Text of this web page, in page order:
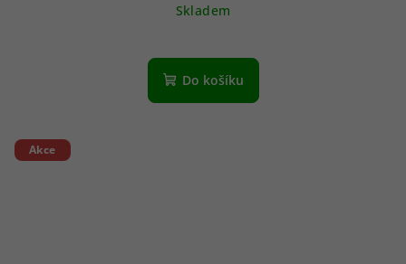
Skladem
Do košíku
Akce